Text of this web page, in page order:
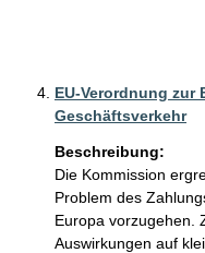
EU-Verordnung
Geschäftsverkehr
Beschreibung:
Die Kommission
Problem des
Europa vorzugehen.
Auswirkungen auf